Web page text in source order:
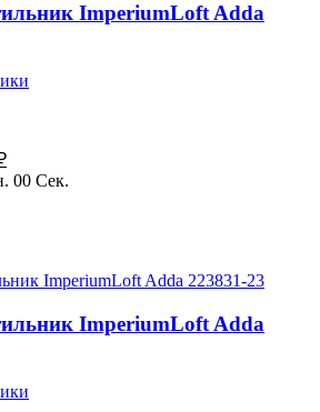
ImperiumLoft Adda
Текущая
цена:
00 Сек.
ImperiumLoft Adda